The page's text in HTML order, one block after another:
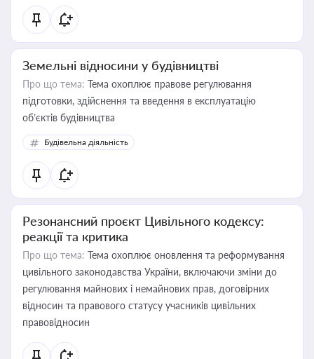
Земельні відносини у будівництві
Про що тема: Тема охоплює правове регулювання
підготовки, здійснення та введення в експлуатацію
об’єктів будівництва
Будівельна діяльність
Резонансний проєкт Цивільного кодексу:
реакції та критика
Про що тема: Тема охоплює оновлення та реформування
цивільного законодавства України, включаючи зміни до
регулювання майнових і немайнових прав, договірних
відносин та правового статусу учасників цивільних
правовідносин